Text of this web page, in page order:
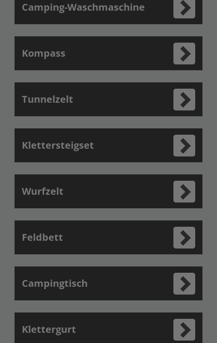
Camping-Waschmaschine
Kompass
Tunnelzelt
Klettersteigset
Wurfzelt
Feldbett
Campingtisch
Klettergurt